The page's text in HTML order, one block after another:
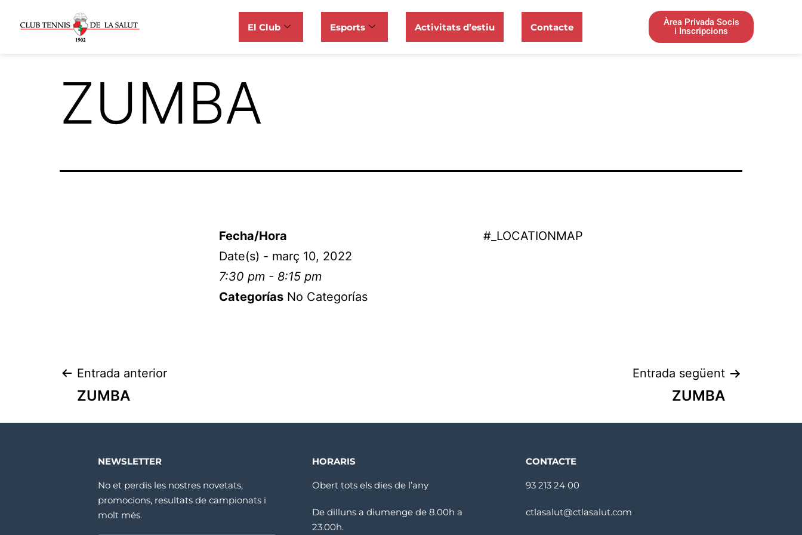
El Club Esports Activitats d’estiu Contacte
Àrea Privada Socis
i Inscripcions
ZUMBA
#_LOCATIONMAP
Fecha/Hora
Date(s) - març 10, 2022
7:30 pm - 8:15 pm
Categorías No Categorías
Entrada anterior
ZUMBA
Entrada següent
ZUMBA
NEWSLETTER
No et perdis les nostres novetats,
promocions, resultats de campionats i
molt més.
HORARIS
Obert tots els dies de l’any
De dilluns a diumenge de 8.00h a
23.00h.
CONTACTE
93 213 24 00
ctlasalut@ctlasalut.com